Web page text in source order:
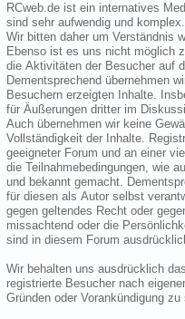
RCweb.de ist ein internatives
sind sehr aufwendig und komplex.
Wir bitten daher um Verständnis
Ebenso ist es uns nicht möglich
die Aktivitäten der Besucher auf
Dementsprechend übernehmen
Besuchern erzeigten Inhalte.
für Äußerungen dritter im
Auch übernehmen wir keine
Vollständigkeit der Inhalte.
geeigneter Forum und an einer
die Teilnahmebedingungen, wie
und bekannt gemacht.
für diesen als Autor selbst
gegen geltendes Recht oder
missachtend oder die
sind in diesem Forum
Wir behalten uns ausdrücklich
registrierte Besucher nach
Gründen oder Vorankündigung